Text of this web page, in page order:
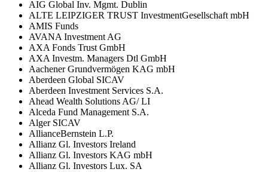
AIG Global Inv. Mgmt. Dublin
ALTE LEIPZIGER TRUST InvestmentGesellschaft mbH
AMIS Funds
AVANA Investment AG
AXA Fonds Trust GmbH
AXA Investm. Managers Dtl GmbH
Aachener Grundvermögen KAG mbH
Aberdeen Global SICAV
Aberdeen Investment Services S.A.
Ahead Wealth Solutions AG/ LI
Alceda Fund Management S.A.
Alger SICAV
AllianceBernstein L.P.
Allianz Gl. Investors Ireland
Allianz Gl. Investors KAG mbH
Allianz Gl. Investors Lux. SA